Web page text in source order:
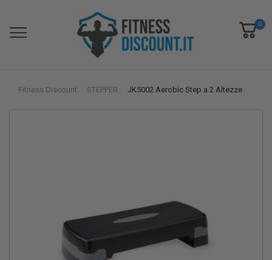
0
Fitness Discount STEPPER JK5002 Aerobic Step a 2 Altezze